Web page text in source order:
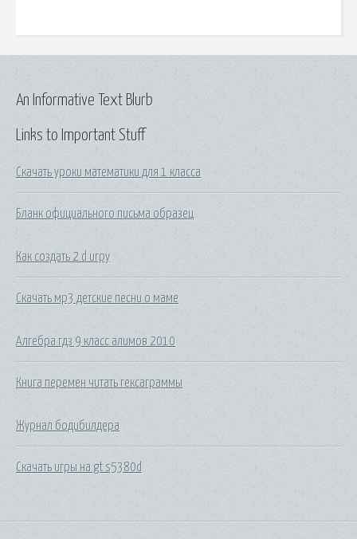
Links to Important Stuff
Скачать уроки математики для 1 класса
Бланк официального письма образец
Как создать 2 d игру
Скачать мр3 детские песни о маме
Алгебра гдз 9 класс алимов 2010
Книга перемен читать гексаграммы
Журнал бодибилдера
Скачать игры на gt s5380d
An Informative Text Blurb